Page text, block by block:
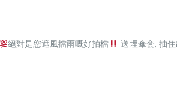
絕對是您遮風擋雨嘅好拍檔
送埋傘套, 抽